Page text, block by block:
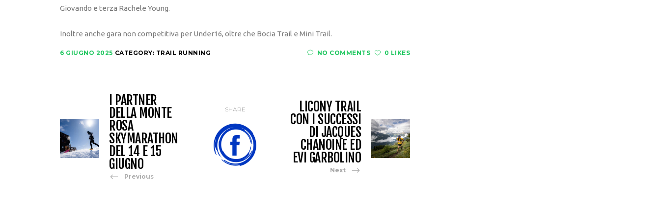
Giovando e terza Rachele Young.
Inoltre anche gara non competitiva per Under16, oltre che Bocia Trail e Mini Trail.
6 GIUGNO 2025 CATEGORY: TRAIL RUNNING NO COMMENTS 0 LIKES
I PARTNER
DELLA MONTE
ROSA
SKYMARATHON
DEL 14 E 15
GIUGNO
Previous
SHARE
LICONY TRAIL
CON I SUCCESSI
DI JACQUES
CHANOINE ED
EVI GARBOLINO
Next